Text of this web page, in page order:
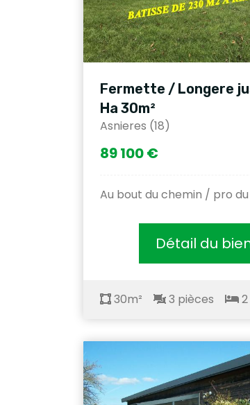
Fermette / Longere
Ha 30m²
Asnieres (18)
89 100 €
Au bout du chemin / pro
Détail du
30m² 3 pièces